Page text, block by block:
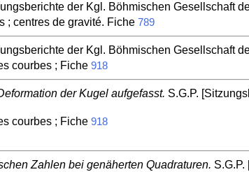
der Kgl. Böhmischen Gesellschaft
; centres de gravité. Fiche 789
der Kgl. Böhmischen Gesellschaft
courbes ; Fiche 918
der Kugel aufgefasst. S.G.P.
courbes ; Fiche 918
Zahlen bei genäherten Quadraturen.